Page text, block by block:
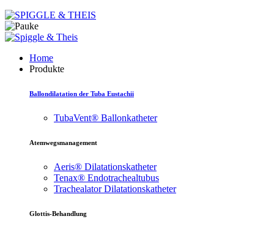
Home
Produkte
Ballondilatation der Tuba Eustachii
TubaVent® Ballonkatheter
Atemwegsmanagement
Aeris® Dilatationskatheter
Tenax® Endotrachealtubus
Trachealator Dilatationskatheter
Glottis-Behandlung